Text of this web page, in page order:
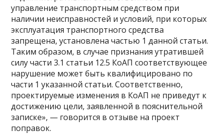
управление транспортным средством при
наличии неисправностей и условий, при которых
эксплуатация транспортного средства
запрещена, установлена частью 1 данной статьи.
Таким образом, в случае признания утратившей
силу части 3.1 статьи 12.5 КоАП соответствующее
нарушение может быть квалифицировано по
части 1 указанной статьи. Соответственно,
проектируемые изменения в КоАП не приведут к
достижению цели, заявленной в пояснительной
записке», — говорится в отзыве на проект
поправок.